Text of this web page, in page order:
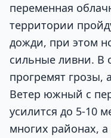
переменная
территории
дожди, при этом
сильные ливни. В
прогремят грозы,
Ветер южный с
усилится до 5-10
многих районах,